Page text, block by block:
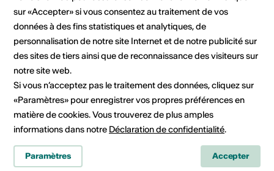
Ma 06.10.2026
LEA - Gemeinsam lesen
in einfacher Sprache
Mediathek Wallis - Brig, Brig
sur «Accepter» si vous consentez au traitement de vos
données à des fins statistiques et analytiques, de
personnalisation de notre site Internet et de notre publicité sur
des sites de tiers ainsi que de reconnaissance des visiteurs sur
notre site web.
Si vous n’acceptez pas le traitement des données, cliquez sur
«Paramètres» pour enregistrer vos propres préférences en
matière de cookies. Vous trouverez de plus amples
informations dans notre Déclaration de confidentialité.
Paramètres Accepter